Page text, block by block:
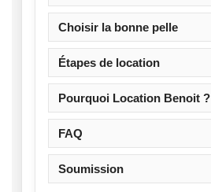
Choisir la bonne pelle
Étapes de location
Pourquoi Location Benoit ?
FAQ
Soumission